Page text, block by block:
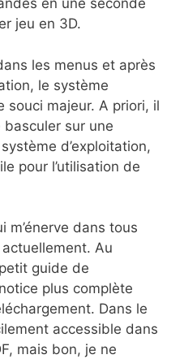
en une seconde
jeu en 3D.
les menus et après
le système
souci majeur. A priori, il
sur une
d’exploitation,
pour l’utilisation de
m’énerve dans tous
Au
guide de
plus complète
Dans le
accessible dans
mais bon, je ne